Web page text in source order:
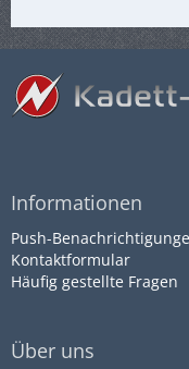
Informationen
Push-
Kontaktformular
Häufig gestellte Fragen
Über uns